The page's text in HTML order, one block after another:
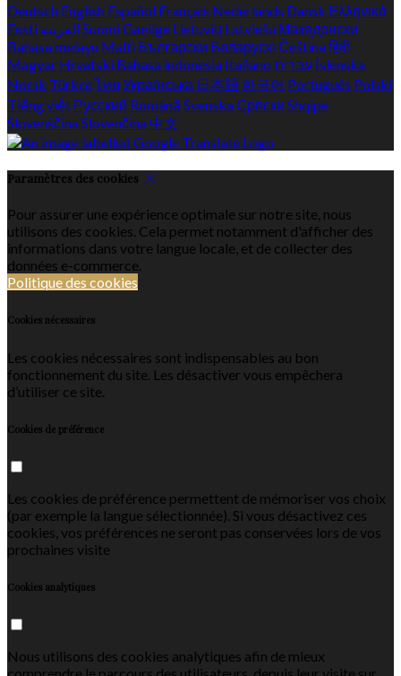
Deutsch English Español Français Nederlands Dansk Ελληνικά
Eesti العربية SuomiGaeilge Lietuvių Latviešu Македонски
Bahasa melayu Malti Български Беларускі Češtinaहिंदी
Magyar Hrvatski Bahasa indonesia Italiano עברית Íslenska
Norsk Türkçeไทย Українська 日本語 한국어 Português Polski
Tiếng việt Русский Română SvenskaСрпски Shqipe
SlovenščinaSlovenčina 中文
Paramètres des cookies
Pour assurer une expérience optimale sur notre site, nous
utilisons des cookies. Cela permet notamment d'afficher des
informations dans votre langue locale, et de collecter des
données e-commerce.
Politique des cookies
Cookies nécessaires
Les cookies nécessaires sont indispensables au bon
fonctionnement du site. Les désactiver vous empêchera
d’utiliser ce site.
Cookies de préférence
Les cookies de préférence permettent de mémoriser vos choix
(par exemple la langue sélectionnée). Si vous désactivez ces
cookies, vos préférences ne seront pas conservées lors de vos
prochaines visite
Cookies analytiques
Nous utilisons des cookies analytiques afin de mieux